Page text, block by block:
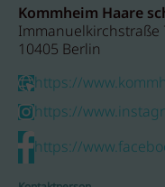
Kommheim Haare
Immanuelkirchstraße
10405 Berlin
https://
https://
https://